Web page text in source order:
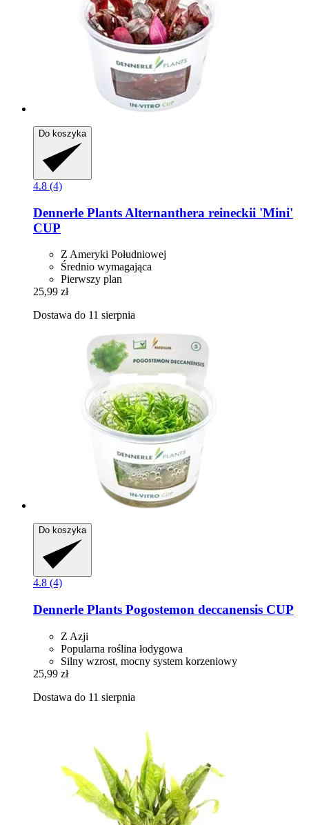
Do koszyka
4.8 (4)
Dennerle Plants Alternanthera reineckii 'Mini'
CUP
Z Ameryki Południowej
Średnio wymagająca
Pierwszy plan
25,99 zł
Dostawa do 11 sierpnia
Do koszyka
4.8 (4)
Dennerle Plants Pogostemon deccanensis CUP
Z Azji
Popularna roślina łodygowa
Silny wzrost, mocny system korzeniowy
25,99 zł
Dostawa do 11 sierpnia